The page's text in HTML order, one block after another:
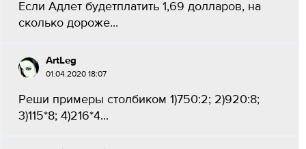
Если Адлет будетплатить 1,69 долларов, на
сколько дороже...
ArtLeg
01.04.2020 18:07
Реши примеры столбиком 1)750:2; 2)920:8;
3)115*8; 4)216*4​...